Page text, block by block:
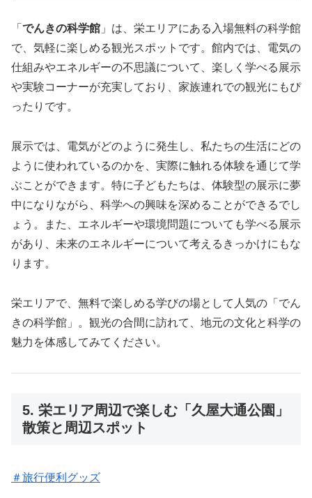
「 でんきの科学館 」は、栄エリアにある入場無料の科学館
で、気軽に楽しめる観光スポットです。館内では、電気の
仕組みやエネルギーの不思議について、楽しく学べる展示
や実験コーナーが充実しており、家族連れでの観光にもぴ
ったりです。
展示では、電気がどのように発生し、私たちの生活にどの
ように使われているのかを、実際に触れる体験を通じて学
ぶことができます。特に子どもたちは、体験型の展示に夢
中になりながら、科学への興味を深めることができるでし
ょう。また、エネルギーや環境問題についても学べる展示
があり、未来のエネルギーについて考えるきっかけにもな
ります。
栄エリアで、無料で楽しめる学びの場として人気の「でん
きの科学館」。観光の合間に訪れて、地元の文化と科学の
魅力を体感してみてください。
5. 栄エリア周辺で楽しむ「久屋大通公園」
散策と周辺スポット
＃旅行便利グッズ